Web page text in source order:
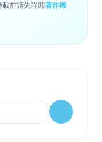
前請先詳閱著作權